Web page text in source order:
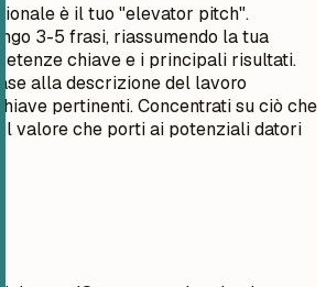
è il tuo "elevator pitch".
3-5 frasi, riassumendo la tua
chiave e i principali risultati.
alla descrizione del lavoro
pertinenti. Concentrati su ciò che
valore che porti ai potenziali datori